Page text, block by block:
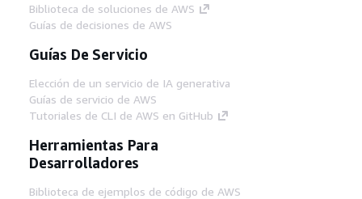
Biblioteca de soluciones de AWS
Guías de decisiones de AWS
Guías De Servicio
Elección de un servicio de IA generativa
Guías de servicio de AWS
Tutoriales de CLI de AWS en GitHub
Herramientas Para
Desarrolladores
Biblioteca de ejemplos de código de AWS